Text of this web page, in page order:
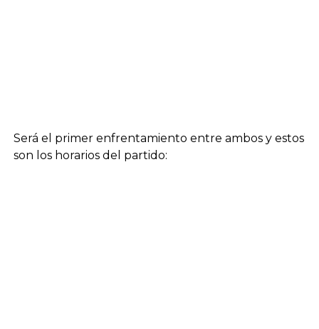
Será el primer enfrentamiento entre ambos y estos
son los horarios del partido: